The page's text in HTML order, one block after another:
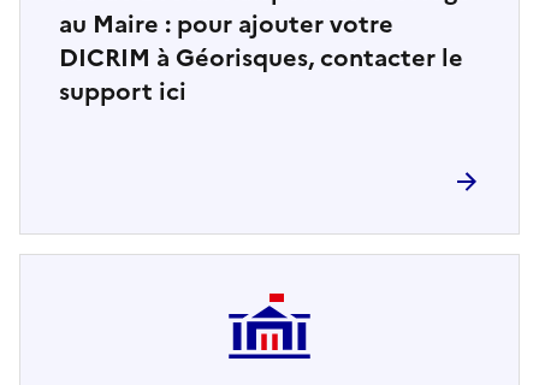
au Maire : pour ajouter votre
DICRIM à Géorisques, contacter le
support ici